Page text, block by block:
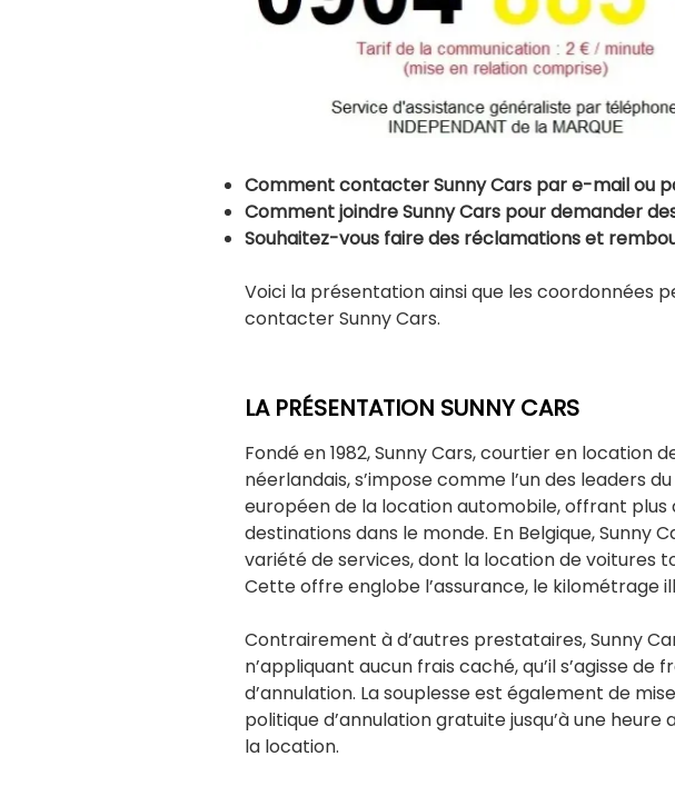
Comment contacter Sunny Cars par e-mail ou
Comment joindre Sunny Cars pour demander
Souhaitez-vous faire des réclamations et
Voici la présentation ainsi que les coordonnées
contacter Sunny Cars.
LA PRÉSENTATION SUNNY CARS
Fondé en 1982, Sunny Cars, courtier en location
néerlandais, s’impose comme l’un des leaders
européen de la location automobile, offrant plus
destinations dans le monde. En Belgique, Sunny
variété de services, dont la location de voitures
Cette offre englobe l’assurance, le kilométrage
Contrairement à d’autres prestataires, Sunny
n’appliquant aucun frais caché, qu’il s’agisse de
d’annulation. La souplesse est également de
politique d’annulation gratuite jusqu’à une
la location.